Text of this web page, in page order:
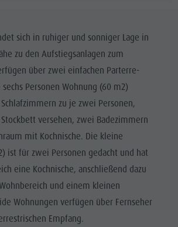
sich in ruhiger und sonniger Lage in
zu den Aufstiegsanlagen zum
über zwei einfachen Parterre-
Personen Wohnung (60 m2)
zu je zwei Personen,
versehen, zwei Badezimmern
mit Kochnische. Die kleine
ist für zwei Personen gedacht und hat
eine Kochnische, anschließend dazu
und einem kleinen
Wohnungen verfügen über Fernseher
Empfang.